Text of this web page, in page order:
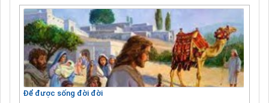
Để được sống đời đời